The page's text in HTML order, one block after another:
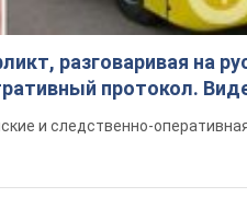
разговаривая на
протокол.
и следственно-